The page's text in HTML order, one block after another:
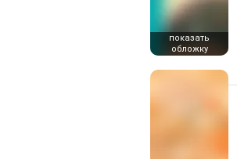
показать
обложку